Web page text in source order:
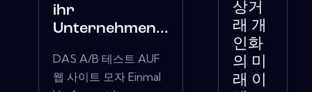
ihr
Unternehmen...
DAS A/B 테스트 AUF
웹 사이트 모자 Einmal
상거
래 개
인화
의 미
래 이